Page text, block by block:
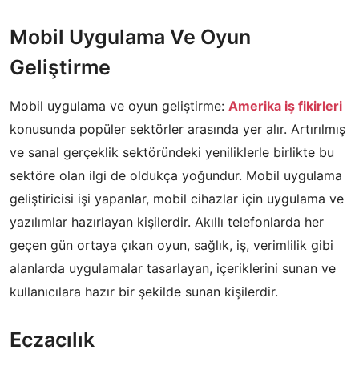
Mobil Uygulama Ve Oyun
Geliştirme
Mobil uygulama ve oyun geliştirme: Amerika iş fikirleri
konusunda popüler sektörler arasında yer alır. Artırılmış
ve sanal gerçeklik sektöründeki yeniliklerle birlikte bu
sektöre olan ilgi de oldukça yoğundur. Mobil uygulama
geliştiricisi işi yapanlar, mobil cihazlar için uygulama ve
yazılımlar hazırlayan kişilerdir. Akıllı telefonlarda her
geçen gün ortaya çıkan oyun, sağlık, iş, verimlilik gibi
alanlarda uygulamalar tasarlayan, içeriklerini sunan ve
kullanıcılara hazır bir şekilde sunan kişilerdir.
Eczacılık